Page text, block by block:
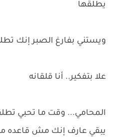
يطلقها
ويستني بفارغ الصبر إنك
علا بتفكير.. أنا قلقانه
المحامي... وقت ما تحبي
يبقي عارف إنك مش قاعده